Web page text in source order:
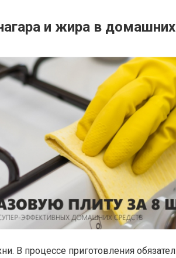
и жира в домашних
В процессе приготовления